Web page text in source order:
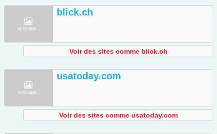
blick.ch
Voir des sites comme blick.ch
usatoday.com
Voir des sites comme usatoday.com